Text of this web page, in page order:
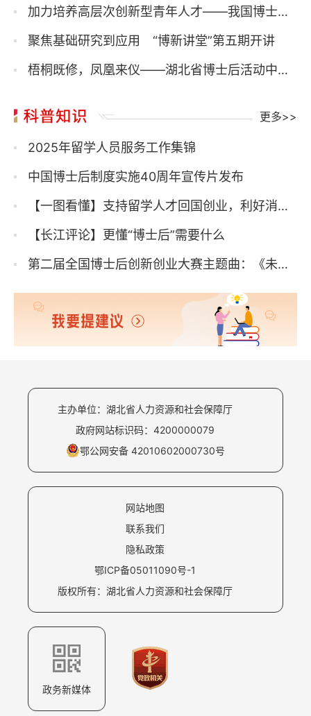
加力培养高层次创新型青年人才——我国博士后制度实施40年招收培养40余万人
聚焦基础研究到应用 “博新讲堂”第五期开讲
梧桐既修，凤凰来仪——湖北省博士后活动中心启用暨2024年湖北省第三期博士后学术交流活动在汉成功举办
更多>>
2025年留学人员服务工作集锦
中国博士后制度实施40周年宣传片发布
【一图看懂】支持留学人才回国创业，利好消息请查收
【长江评论】更懂“博士后”需要什么
第二届全国博士后创新创业大赛主题曲：《未来为我而来》
主办单位：湖北省人力资源和社会保障厅
政府网站标识码：4200000079
鄂公网安备 42010602000730号
网站地图
联系我们
隐私政策
鄂ICP备05011090号-1
版权所有：湖北省人力资源和社会保障厅
政务新媒体